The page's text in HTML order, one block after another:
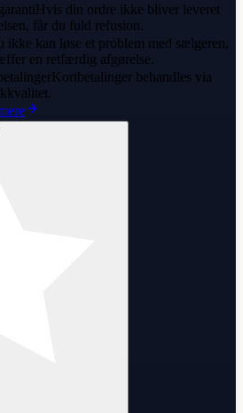
Hvis din ordre ikke bliver leveret
får du fuld refusion.
ikke kan løse et problem med sælgeren,
en retfærdig afgørelse.
Kortbetalinger behandles via